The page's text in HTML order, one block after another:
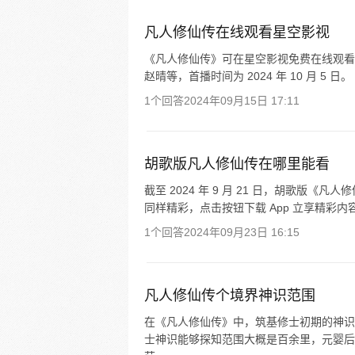
凡人修仙传在线观看星空影视
《凡人修仙传》可在星空影视免费在线观
赵晴等，首播时间为 2024 年 10 月 5 日。
1个回答2024年09月15日 17:11
胡歌版凡人修仙传在哪里能看
截至 2024 年 9 月 21 日，胡歌版《凡人
同样精彩，点击按钮下载 App 立享精彩内
1个回答2024年09月23日 16:15
凡人修仙传个境界神识范围
在《凡人修仙传》中，筑基修士初期的神
士神识能够探知范围大概是百余里，元婴